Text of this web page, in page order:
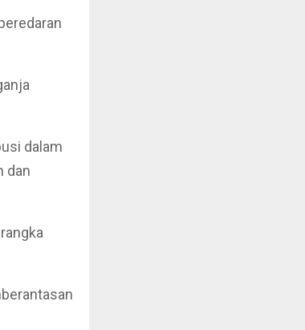
dalam
dan